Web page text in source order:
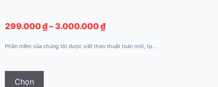
299.000₫–3.000.000₫Khoảng
Phần mềm của chúng tôi được viết theo thuật toán mới, tự...
Chọn